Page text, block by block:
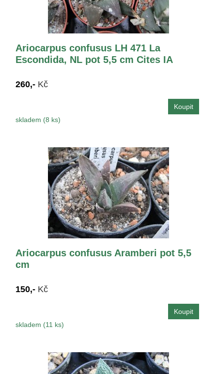
Ariocarpus confusus LH 471 La
Escondida, NL pot 5,5 cm Cites IA
260,- Kč
skladem (8 ks)
Ariocarpus confusus Aramberi pot 5,5
cm
150,- Kč
skladem (11 ks)